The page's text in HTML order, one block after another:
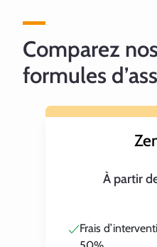
Comparez
formules
À partir
Frais